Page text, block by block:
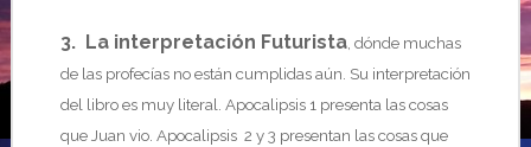
3. La interpretación Futurista, dónde muchas
de las profecías no están cumplidas aún. Su interpretación
del libro es muy literal. Apocalipsis 1 presenta las cosas
que Juan vio. Apocalipsis 2 y 3 presentan las cosas que